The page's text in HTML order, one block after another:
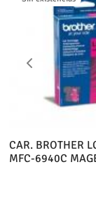
CAR. BROTHER
MFC-6940C